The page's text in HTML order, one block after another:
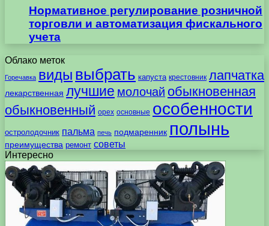
Нормативное регулирование розничной
торговли и автоматизация фискального
учета
Облако меток
Горечавка виды выбрать капуста крестовник лапчатка
лекарственная лучшие молочай обыкновенная
обыкновенный орех основные особенности
остролодочник пальма печь подмаренник полынь
преимущества ремонт советы
Интересно